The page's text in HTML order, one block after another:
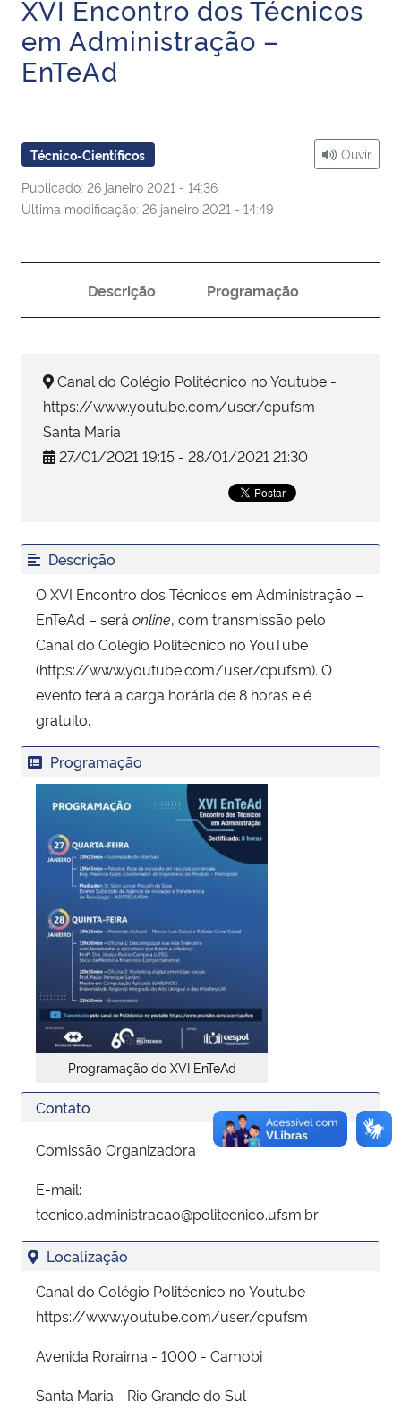
Ministério da Cidadania
Ministério da Saúde
Ministério da Ciência, Tecnologia, Inovações e Comunicações
Ministério do Meio Ambiente
Ministério do Desenvolvimento Regional
Ministério da Mulher, da Família e dos Direitos Humanos
Secretaria-Geral
Planalto
XVI Encontro dos Técnicos
em Administração –
EnTeAd
Técnico-Científicos
Publicado: 26 janeiro 2021 - 14:36
Última modificação: 26 janeiro 2021 - 14:49
Ouvir
Descrição Programação
Canal do Colégio Politécnico no Youtube -
https://www.youtube.com/user/cpufsm -
Santa Maria
27/01/2021 19:15 - 28/01/2021 21:30
Descrição
O XVI Encontro dos Técnicos em Administração –
EnTeAd – será online, com transmissão pelo
Canal do Colégio Politécnico no YouTube
(https://www.youtube.com/user/cpufsm). O
evento terá a carga horária de 8 horas e é
gratuito.
Programação
Programação do XVI EnTeAd
Contato
Comissão Organizadora
E-mail:
tecnico.administracao@politecnico.ufsm.br
Localização
Canal do Colégio Politécnico no Youtube -
https://www.youtube.com/user/cpufsm
Avenida Roraima - 1000 - Camobi
Santa Maria - Rio Grande do Sul